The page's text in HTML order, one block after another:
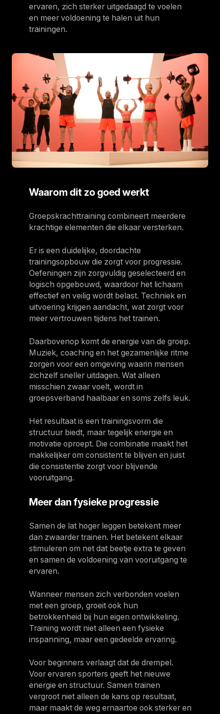
ervaren, zich sterker uitgedaagd te voelen
en meer voldoening te halen uit hun
trainingen.
Waarom dit zo goed werkt
Groepskrachttraining combineert meerdere
krachtige elementen die elkaar versterken.
Er is een duidelijke, doordachte
trainingsopbouw die zorgt voor progressie.
Oefeningen zijn zorgvuldig geselecteerd en
logisch opgebouwd, waardoor het lichaam
effectief en veilig wordt belast. Techniek en
uitvoering krijgen aandacht, wat zorgt voor
meer vertrouwen tijdens het trainen.
Daarbovenop komt de energie van de groep.
Muziek, coaching en het gezamenlijke ritme
zorgen voor een omgeving waarin mensen
zichzelf sneller uitdagen. Wat alleen
misschien zwaar voelt, wordt in
groepsverband haalbaar en soms zelfs leuk.
Het resultaat is een trainingsvorm die
structuur biedt, maar tegelijk energie en
motivatie oproept. Die combinatie maakt het
makkelijker om consistent te blijven en juist
die consistentie zorgt voor blijvende
vooruitgang.
Meer dan fysieke progressie
Samen de lat hoger leggen betekent meer
dan zwaarder trainen. Het betekent elkaar
stimuleren om net dat beetje extra te geven
en samen de voldoening van vooruitgang te
ervaren.
Wanneer mensen zich verbonden voelen
met een groep, groeit ook hun
betrokkenheid bij hun eigen ontwikkeling.
Training wordt niet alleen een fysieke
inspanning, maar een gedeelde ervaring.
Voor beginners verlaagt dat de drempel.
Voor ervaren sporters geeft het nieuwe
energie en structuur. Samen trainen
vergroot niet alleen de kans op resultaat,
maar maakt de weg ernaartoe ook sterker en